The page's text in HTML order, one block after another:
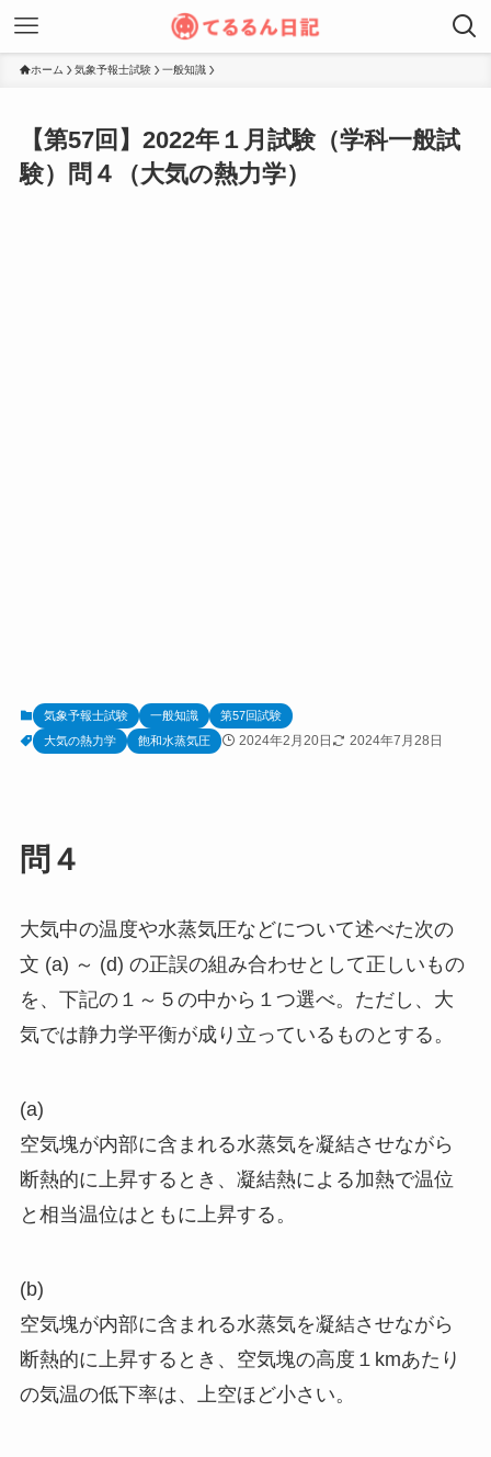
ホーム 気象予報士試験 一般知識
【第57回】2022年１月試験（学科一般試
験）問４（大気の熱力学）
気象予報士試験 一般知識
第57回試験
大気の熱力学
飽和水蒸気圧 2024年2月20日 2024年7月28日
問４
大気中の温度や水蒸気圧などについて述べた次の
文 (a) ～ (d) の正誤の組み合わせとして正しいもの
を、下記の１～５の中から１つ選べ。ただし、大
気では静力学平衡が成り立っているものとする。
(a)
空気塊が内部に含まれる水蒸気を凝結させながら
断熱的に上昇するとき、凝結熱による加熱で温位
と相当温位はともに上昇する。
(b)
空気塊が内部に含まれる水蒸気を凝結させながら
断熱的に上昇するとき、空気塊の高度１kmあたり
の気温の低下率は、上空ほど小さい。